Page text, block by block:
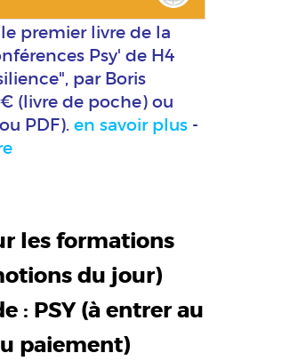
premier livre de la
Psy' de H4
par Boris
(livre de poche) ou
PDF). en savoir plus -
les formations
du jour)
: PSY(à entrer au
paiement)